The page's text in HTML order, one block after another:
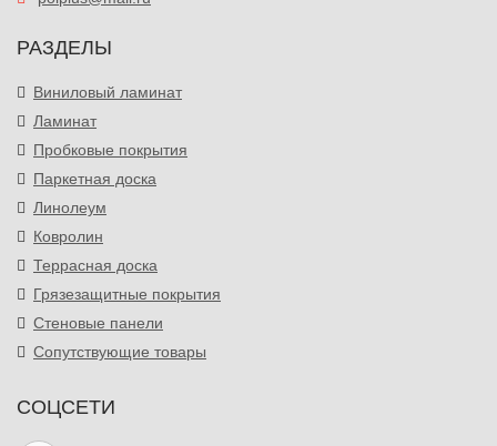
РАЗДЕЛЫ
Виниловый ламинат
Ламинат
Пробковые покрытия
Паркетная доска
Линолеум
Ковролин
Террасная доска
Грязезащитные покрытия
Стеновые панели
Сопутствующие товары
СОЦСЕТИ